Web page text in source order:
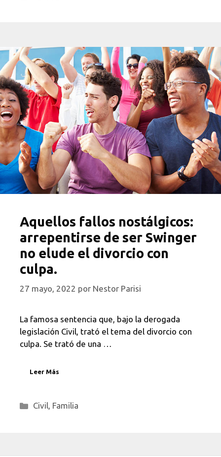
Aquellos fallos nostálgicos:
arrepentirse de ser Swinger
no elude el divorcio con
culpa.
27 mayo, 2022 por Nestor Parisi
La famosa sentencia que, bajo la derogada
legislación Civil, trató el tema del divorcio con
culpa. Se trató de una …
Leer Más
Categorías
Civil, Familia